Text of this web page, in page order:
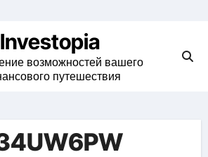
Investopia
возможностей вашего
путешествия